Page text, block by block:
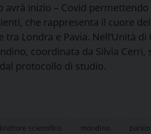
avrà inizio – Covid
che rappresenta il cuore
Londra e Pavia. Nell’Unità
coordinata da Silvia Cerri,
protocollo di studio.
scientifico mondino